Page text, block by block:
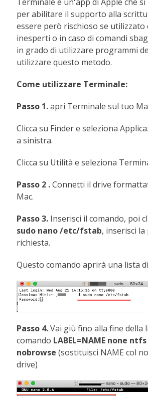
per abilitare il supporto alla
essere però rischioso se utilizzato
inesperti o in caso di comandi
in grado di utilizzare programmi
utilizzare questo metodo.
Come utilizzare Terminale:
Passo 1.apri Terminale sul tuo
Clicca su Finder e seleziona
a sinistra.
Clicca su Utilità e seleziona
Passo 2 .Connetti il drive
Mac.
Passo 3. Inserisci il comando, poi
sudo nano /etc/fstab, inserisci
richiesta.
Questo comando aprirà una lista
Passo 4.Vai giù fino alla fine della
comando LABEL=NAME none
nobrowse (sostituisci NAME col
drive)